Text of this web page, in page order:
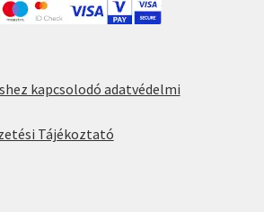
kapcsolodó adatvédelmi
Tájékoztató